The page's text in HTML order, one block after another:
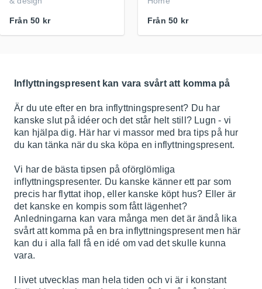
Från 50 kr Från 50 kr
Inflyttningspresent kan vara svårt att komma på
Är du ute efter en bra inflyttningspresent? Du har
kanske slut på idéer och det står helt still? Lugn - vi
kan hjälpa dig. Här har vi massor med bra tips på hur
du kan tänka när du ska köpa en inflyttningspresent.
Vi har de bästa tipsen på oförglömliga
inflyttningspresenter. Du kanske känner ett par som
precis har flyttat ihop, eller kanske köpt hus? Eller är
det kanske en kompis som fått lägenhet?
Anledningarna kan vara många men det är ändå lika
svårt att komma på en bra inflyttningspresent men här
kan du i alla fall få en idé om vad det skulle kunna
vara.
I livet utvecklas man hela tiden och vi är i konstant